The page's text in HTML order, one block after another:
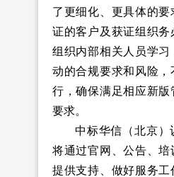
了更细化、更具体的要
证的客户及获证组织
组织内部相关人员学
动的合规要求和风险，
行，确保满足相应新版
要求。
中标华信（北京）
将通过官网、公告、
提供支持、做好服务